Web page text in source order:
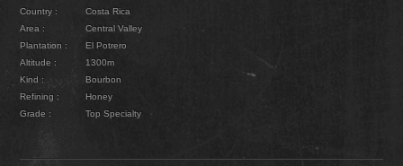
Country :
Costa Rica
Area :
Central Valley
Plantation :
El Potrero
Altitude :
1300m
Kind :
Bourbon
Refining :
Honey
Grade :
Top Specialty